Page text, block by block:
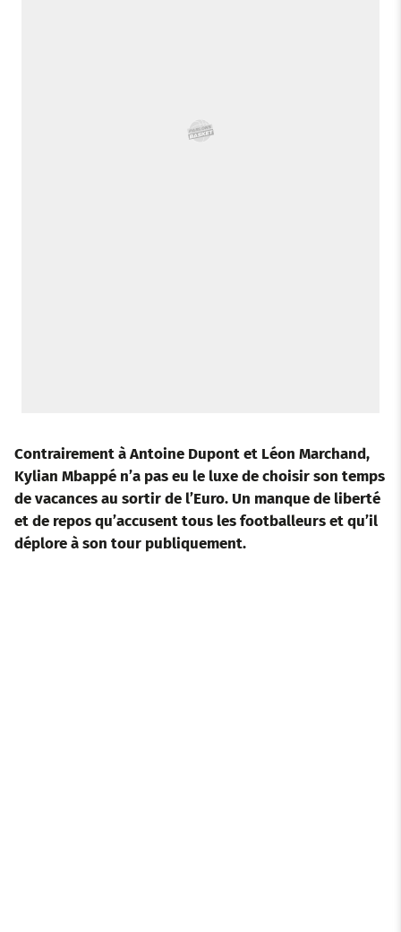
Contrairement à Antoine Dupont et Léon Marchand,
Kylian Mbappé n’a pas eu le luxe de choisir son temps
de vacances au sortir de l’Euro. Un manque de liberté
et de repos qu’accusent tous les footballeurs et qu’il
déplore à son tour publiquement.